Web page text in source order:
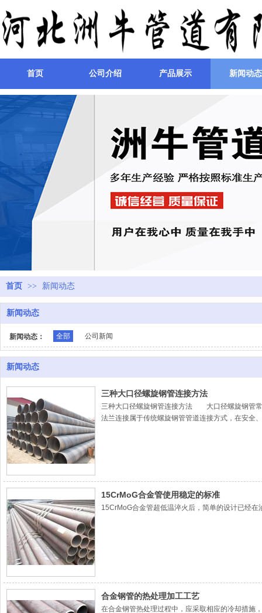
首页 公司介绍 产品展示 新闻动态
首页 >> 新闻动态
新闻动态
新闻动态： 全部 公司新闻
新闻动态
三种大口径螺旋钢管连接方法
三种大口径螺旋钢管连接方法 大口径螺旋钢管
法兰连接属于传统螺旋钢管管道连接方式，在安
15CrMoG合金管使用稳定的标准
15CrMoG合金管超低温淬火后，简单的设计已经
合金钢管的热处理加工工艺
在合金钢管热处理过程中，应采取相应的冷却措施